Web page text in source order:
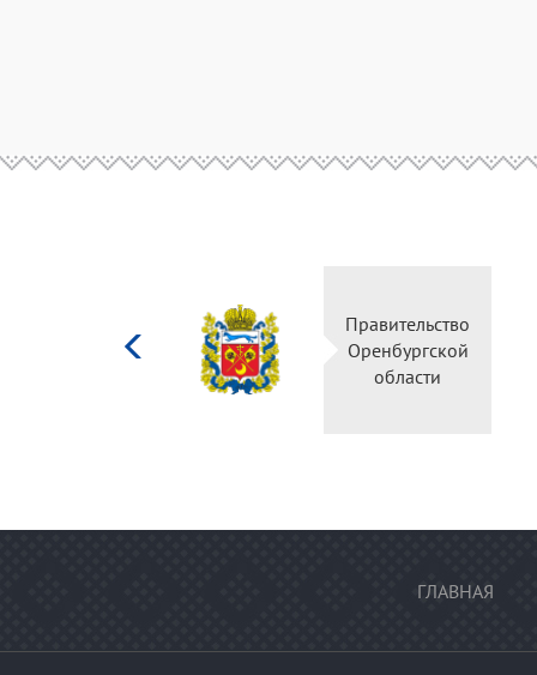
Министерство
культуры
Российской
федерации
ГЛАВНАЯ